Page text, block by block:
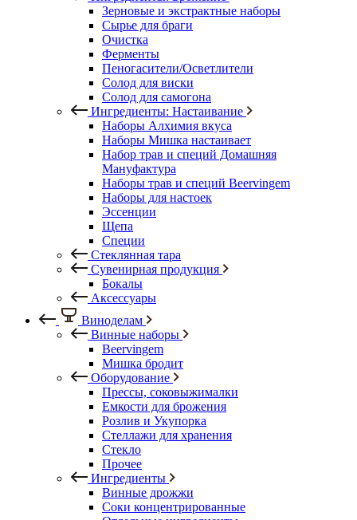
Зерновые и экстрактные наборы
Сырье для браги
Очистка
Ферменты
Пеногасители/Осветлители
Солод для виски
Солод для самогона
Ингредиенты: Настаивание
Наборы Алхимия вкуса
Наборы Мишка настаивает
Набор трав и специй Домашняя
Мануфактура
Наборы трав и специй Beervingem
Наборы для настоек
Эссенции
Щепа
Специи
Стеклянная тара
Сувенирная продукция
Бокалы
Аксессуары
Виноделам
Винные наборы
Beervingem
Мишка бродит
Оборудование
Прессы, соковыжималки
Емкости для брожения
Розлив и Укупорка
Стеллажи для хранения
Стекло
Прочее
Ингредиенты
Винные дрожжи
Соки концентрированные